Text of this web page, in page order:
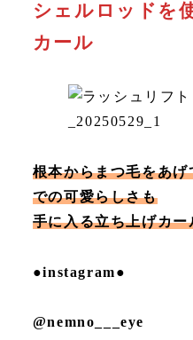
シェルロッドを
カール
根本からまつ毛をあ
での可愛らしさも
手に入る立ち上げカ
●instagram●
@nemno___eye